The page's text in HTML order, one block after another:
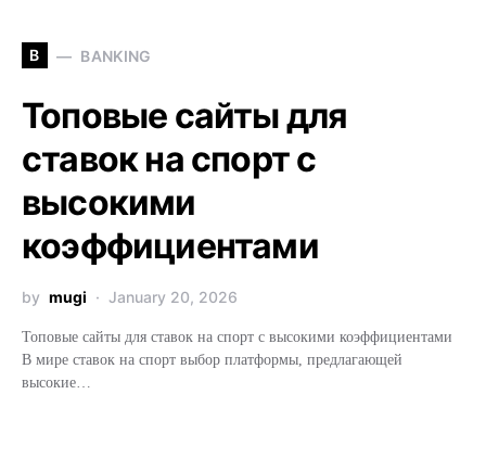
B BANKING
Топовые сайты для
ставок на спорт с
высокими
коэффициентами
by mugi January 20, 2026
Топовые сайты для ставок на спорт с высокими коэффициентами
В мире ставок на спорт выбор платформы, предлагающей
высокие…